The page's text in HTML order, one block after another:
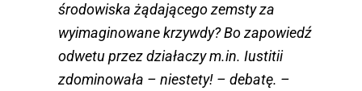
środowiska żądającego zemsty za
wyimaginowane krzywdy? Bo zapowiedź
odwetu przez działaczy m.in. Iustitii
zdominowała – niestety! – debatę. –